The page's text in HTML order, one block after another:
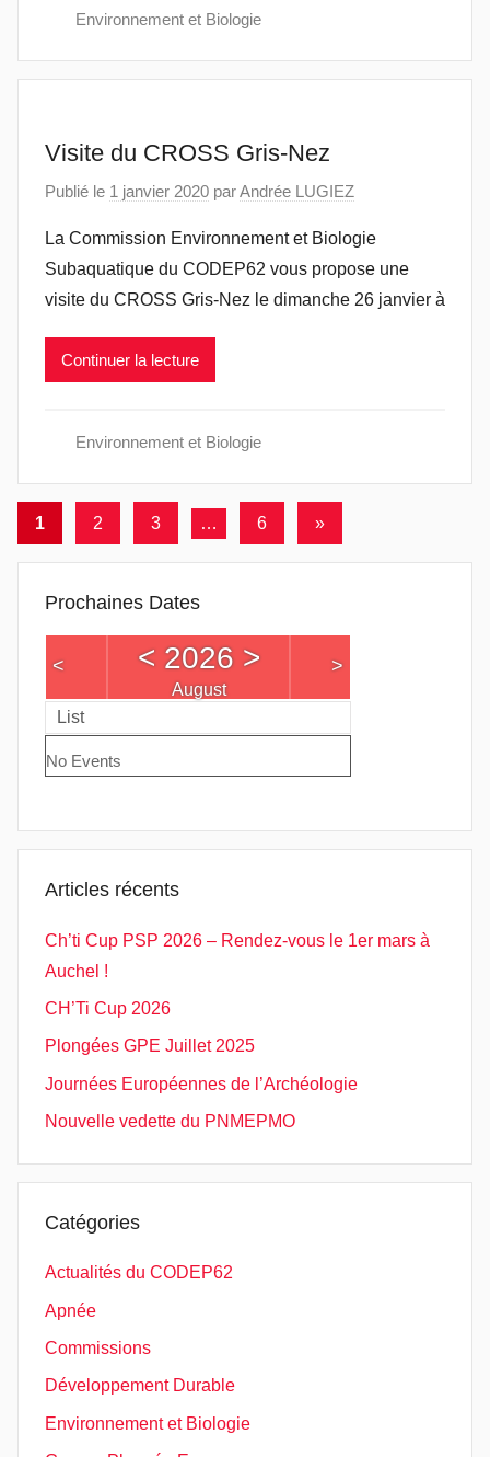
Environnement et Biologie
Visite du CROSS Gris-Nez
Publié le 1 janvier 2020 parAndrée LUGIEZ
La Commission Environnement et Biologie
Subaquatique du CODEP62 vous propose une
visite du CROSS Gris-Nez le dimanche 26 janvier à
Continuer la lecture
Environnement et Biologie
Pagination
des
publications
1 2 3 … 6
Articles
»
Prochaines Dates
< <2026 >
August
>
List
No Events
Articles récents
Ch’ti Cup PSP 2026 – Rendez‑vous le 1er mars à
Auchel !
CH’Ti Cup 2026
Plongées GPE Juillet 2025
Journées Européennes de l’Archéologie
Nouvelle vedette du PNMEPMO
Catégories
Actualités du CODEP62
Apnée
Commissions
Développement Durable
Environnement et Biologie